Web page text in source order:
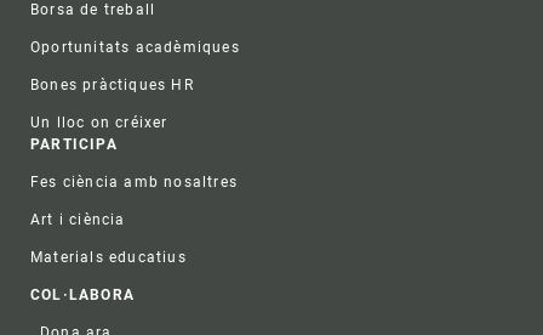
Borsa de treball
Oportunitats acadèmiques
Bones pràctiques HR
Un lloc on créixer
PARTICIPA
Fes ciència amb nosaltres
Art i ciència
Materials educatius
COL·LABORA